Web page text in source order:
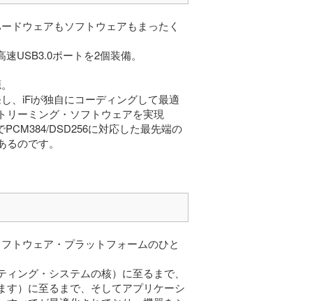
ドウェアもソフトウェアもまったく
USB3.0ポートを2個装備。
、iFiが独自にコーディングして最適
リーミング・ソフトウェアを実現
DSD256に対応した最先端の
のです。
トウェア・プラットフォームのひと
ング・システムの核）に至るまで、
す）に至るまで、そしてアプリケーシ